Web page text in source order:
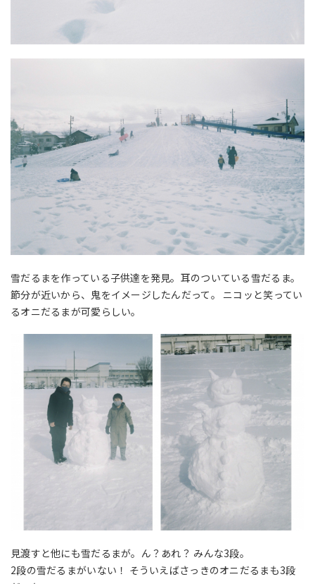
雪だるまを作っている子供達を発見。耳のついている雪だるま。
節分が近いから、鬼をイメージしたんだって。 ニコッと笑ってい
るオニだるまが可愛らしい。
見渡すと他にも雪だるまが。ん？あれ？ みんな3段。
2段の雪だるまがいない！ そういえばさっきのオニだるまも3段